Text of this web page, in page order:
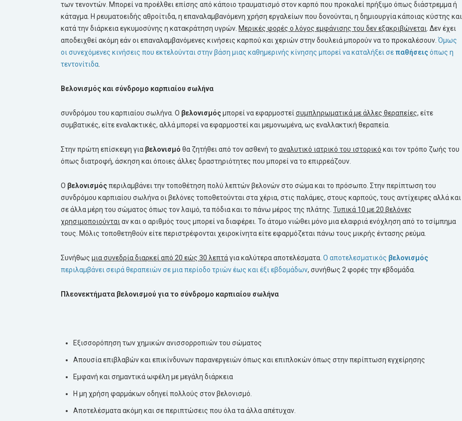
των τενοντών. Μπορεί να προέλθει επίσης από κάποιο τραυματισμό στον καρπό που προκαλεί πρήξιμο όπως διάστρεμμα ή
κάταγμα. Η ρευματοειδής αθροίτιδα, η επαναλαμβανόμενη χρήση εργαλείων που δονούνται, η δημιουργία κάποιας κύστης και
κατά την διάρκεια εγκυμοσύνης η κατακράτηση υγρών. Μερικές φορές ο λόγος εμφάνισης του δεν εξακριβώνεται . Δεν έχει
αποδειχθεί ακόμη εάν οι επαναλαμβανόμενες κινήσεις καρπού και χεριών στην δουλειά μπορούν να το προκαλέσουν. Όμως
οι συνεχόμενες κινήσεις που εκτελούνται στην βάση μιας καθημερινής κίνησης μπορεί να καταλήξει σεπαθήσειςόπως η
τεντονίτιδα
Βελονισμός και σύνδρομο καρπιαίου σωλήνα
συνδρόμου του καρπιαίου σωλήνα. Ο βελονισμόςμπορεί να εφαρμοστεί συμπληρωματικά με άλλες θεραπείες, είτε
συμβατικές, είτε εναλακτικές, αλλά μπορεί να εφαρμοστεί και μεμονωμένα, ως εναλλακτική θεραπεία.
Στην πρώτη επίσκεψη για βελονισμό θα ζητήθει από τον ασθενή το αναλυτικό ιατρικό του ιστορικό και τον τρόπο ζωής του
όπως διατροφή, άσκηση και όποιες άλλες δραστηριότητες που μπορεί να το επιρρεάζουν.
Ο βελονισμόςπεριλαμβάνει την τοποθέτηση πολύ λεπτών βελονών στο σώμα και το πρόσωπο. Στην περίπτωση του
συνδρόμου καρπιαίου σωλήνα οι βελόνες τοποθετούνται στα χέρια, στις παλάμες, στους καρπούς, τους αντίχειρες αλλά και
σε άλλα μέρη του σώματος όπως τον λαιμό, τα πόδια και το πάνω μέρος της πλάτης. Τυπικά 10 με 20 βελόνες
χρησιμοποιούνται αν και ο αριθμός τους μπορεί να διαφέρει. Το άτομο νιώθει μόνο μια ελαφριά ενόχληση από το τσίμπημα
τους. Μόλις τοποθετηθούν είτε περιστρέφονται χειροκίνητα είτε εφαρμόζεται πάνω τους μικρής έντασης ρεύμα.
Συνήθως μια συνεδρία διαρκεί από 20 εώς 30 λεπτάγια καλύτερα αποτελέσματα. Ο αποτελεσματικός βελονισμός
περιλαμβάνει σειρά θεραπειών σε μια περίοδο τριών έως και έξι εβδομάδων, συνήθως 2 φορές την εβδομάδα.
Πλεονεκτήματα βελονισμού για το σύνδρομο καρπιαίου σωλήνα
Εξισσορόπηση των χημικών ανισσορροπιών του σώματος
Απουσία επιβλαβών και επικίνδυνων παρανεργειών όπως και επιπλοκών όπως στην περίπτωση εγχείρησης
Εμφανή και σημαντικά ωφέλη με μεγάλη διάρκεια
Η μη χρήση φαρμάκων οδηγεί πολλούς στον βελονισμό.
Αποτελέσματα ακόμη και σε περιπτώσεις που όλα τα άλλα απέτυχαν.